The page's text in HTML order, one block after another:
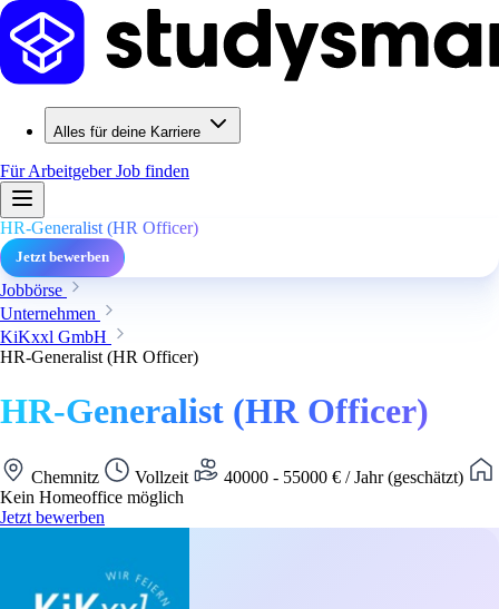
Alles für deine Karriere
Für ArbeitgeberJob finden
HR-Generalist (HR Officer)
Jetzt bewerben
Jobbörse
Unternehmen
KiKxxl GmbH
HR-Generalist (HR Officer)
HR-Generalist (HR Officer)
Chemnitz Vollzeit
40000 - 55000 € / Jahr (geschätzt)
Kein Homeoffice möglich
Jetzt bewerben